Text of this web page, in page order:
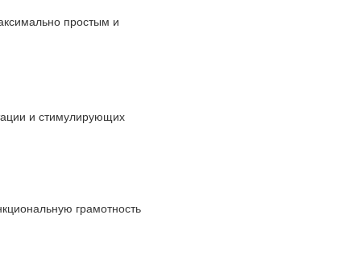
простым и
и стимулирующих
грамотность